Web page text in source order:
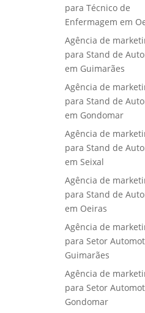
para Técnico de
Enfermagem em
Agência de
para Stand de
em Guimarães
Agência de
para Stand de
em Gondomar
Agência de
para Stand de
em Seixal
Agência de
para Stand de
em Oeiras
Agência de
para Setor
Guimarães
Agência de
para Setor
Gondomar